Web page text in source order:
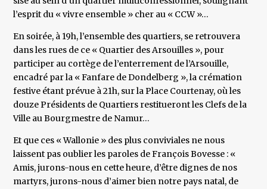
l’esprit du « vivre ensemble » cher au « CCW »…
En soirée, à 19h, l’ensemble des quartiers, se retrouvera
dans les rues de ce « Quartier des Arsouilles », pour
participer au cortège de l’enterrement de l’Arsouille,
encadré par la « Fanfare de Dondelberg », la crémation
festive étant prévue à 21h, sur la Place Courtenay, où les
douze Présidents de Quartiers restitueront les Clefs de la
Ville au Bourgmestre de Namur…
Et que ces « Wallonie » des plus conviviales ne nous
laissent pas oublier les paroles de François Bovesse : «
Amis, jurons-nous en cette heure, d’être dignes de nos
martyrs, jurons-nous d’aimer bien notre pays natal, de